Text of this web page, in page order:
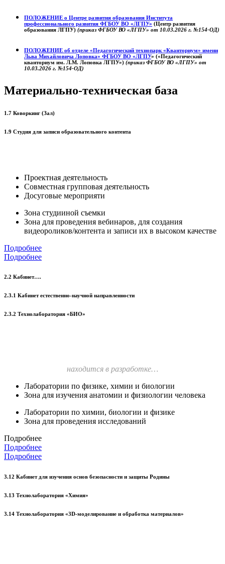
ПОЛОЖЕНИЕ о Центре развития образования Института
профессионального развития ФГБОУ ВО «ЛГПУ» (Центр развития
образования ЛГПУ) (приказ ФГБОУ ВО «ЛГПУ» от 10.03.2026 г. №154-ОД)
ПОЛОЖЕНИЕ об отделе «Педагогический технопарк «Кванториум» имени
Льва Михайловича Лоповка» ФГБОУ ВО «ЛГПУ» («Педагогический
кванториум им. Л.М. Лоповка ЛГПУ») (приказ ФГБОУ ВО «ЛГПУ» от
10.03.2026 г. №154-ОД)
Материально-техническая база
1.7 Коворкинг (Зал)
1.9 Студия для записи образовательного контента
Проектная деятельность
Совместная групповая деятельность
Досуговые мероприяти
Зона студииной съемки
Зона для проведения вебинаров, для создания
видеороликов/контента и записи их в высоком качестве
Подробнее
Подробнее
2.2 Кабинет….
2.3.1 Кабинет естественно-научной направленности
2.3.2 Технолаборатория «БИО»
находится в разработке…
Лаборатории по физике, химии и биологии
Зона для изучения анатомии и физиологии человека
Лаборатории по химии, биологии и физике
Зона для проведения исследований
Подробнее
Подробнее
Подробнее
3.12 Кабинет для изучения основ безопасности и защиты Родины
3.13 Технолаборатория «Химия»
3.14 Технолаборатория «3D-моделирование и обработка материалов»